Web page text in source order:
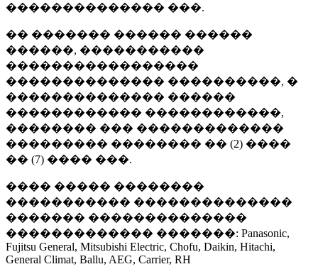
�������������� ���.
�� ������� ������ ������
������, �����������
�����������������
�������������� ����������, �
�������������� ������
������������ ������������,
�������� ��� �������������
��������� �������� �� (2) ����
�� (7) ���� ���.
���� ����� ��������
����������� ��������������
������� ��������������
������������� �������: Panasonic,
Fujitsu General, Mitsubishi Electric, Chofu, Daikin, Hitachi,
General Climat, Ballu, AEG, Carrier, RH